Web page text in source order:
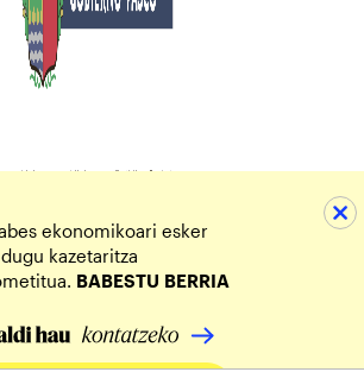
ekonomikoari esker
kazetaritza
BABESTU BERRIA